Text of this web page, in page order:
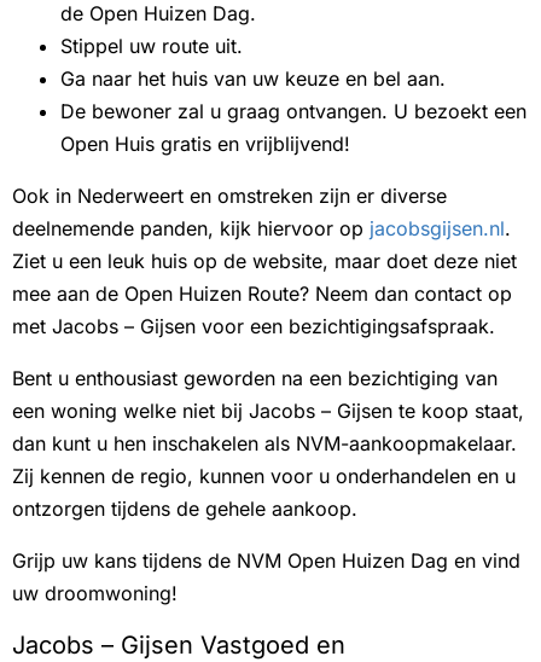
de Open Huizen Dag.
Stippel uw route uit.
Ga naar het huis van uw keuze en bel aan.
De bewoner zal u graag ontvangen. U bezoekt een
Open Huis gratis en vrijblijvend!
Ook in Nederweert en omstreken zijn er diverse
deelnemende panden, kijk hiervoor op jacobsgijsen.nl.
Ziet u een leuk huis op de website, maar doet deze niet
mee aan de Open Huizen Route? Neem dan contact op
met Jacobs – Gijsen voor een bezichtigingsafspraak.
Bent u enthousiast geworden na een bezichtiging van
een woning welke niet bij Jacobs – Gijsen te koop staat,
dan kunt u hen inschakelen als NVM-aankoopmakelaar.
Zij kennen de regio, kunnen voor u onderhandelen en u
ontzorgen tijdens de gehele aankoop.
Grijp uw kans tijdens de NVM Open Huizen Dag en vind
uw droomwoning!
Jacobs – Gijsen Vastgoed en